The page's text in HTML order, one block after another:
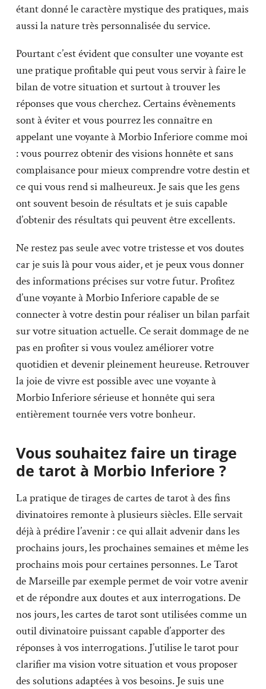
étant donné le caractère mystique des pratiques, mais
aussi la nature très personnalisée du service.
Pourtant c’est évident que consulter une voyante est
une pratique profitable qui peut vous servir à faire le
bilan de votre situation et surtout à trouver les
réponses que vous cherchez. Certains évènements
sont à éviter et vous pourrez les connaître en
appelant une voyante à Morbio Inferiore comme moi
: vous pourrez obtenir des visions honnête et sans
complaisance pour mieux comprendre votre destin et
ce qui vous rend si malheureux. Je sais que les gens
ont souvent besoin de résultats et je suis capable
d’obtenir des résultats qui peuvent être excellents.
Ne restez pas seule avec votre tristesse et vos doutes
car je suis là pour vous aider, et je peux vous donner
des informations précises sur votre futur. Profitez
d’une voyante à Morbio Inferiore capable de se
connecter à votre destin pour réaliser un bilan parfait
sur votre situation actuelle. Ce serait dommage de ne
pas en profiter si vous voulez améliorer votre
quotidien et devenir pleinement heureuse. Retrouver
la joie de vivre est possible avec une voyante à
Morbio Inferiore sérieuse et honnête qui sera
entièrement tournée vers votre bonheur.
Vous souhaitez faire un tirage
de tarot à Morbio Inferiore ?
La pratique de tirages de cartes de tarot à des fins
divinatoires remonte à plusieurs siècles. Elle servait
déjà à prédire l’avenir : ce qui allait advenir dans les
prochains jours, les prochaines semaines et même les
prochains mois pour certaines personnes. Le Tarot
de Marseille par exemple permet de voir votre avenir
et de répondre aux doutes et aux interrogations. De
nos jours, les cartes de tarot sont utilisées comme un
outil divinatoire puissant capable d’apporter des
réponses à vos interrogations. J’utilise le tarot pour
clarifier ma vision votre situation et vous proposer
des solutions adaptées à vos besoins. Je suis une